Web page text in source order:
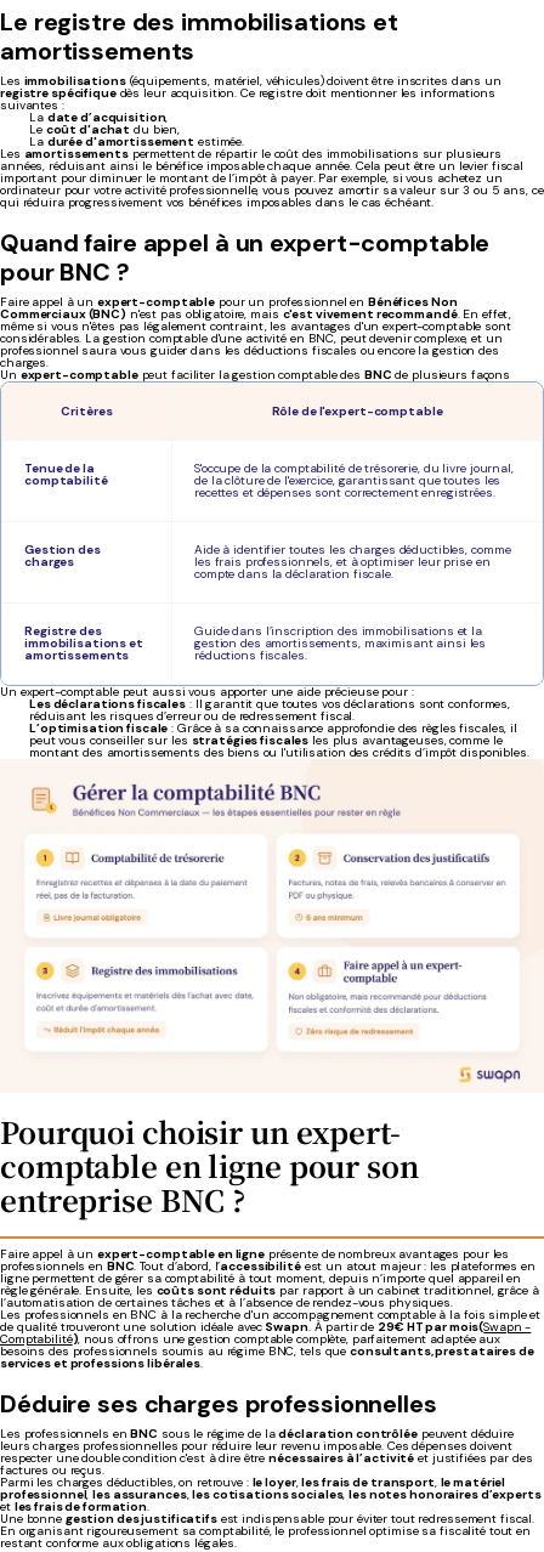
Le registre des immobilisations et
amortissements
Les immobilisations(équipements, matériel, véhicules) doivent être inscrites dans un
registre spécifiquedès leur acquisition. Ce registre doit mentionner les informations
suivantes :
La date d’acquisition,
Le coût d'achat du bien,
La durée d'amortissement estimée.
Les amortissementspermettent de répartir le coût des immobilisations sur plusieurs
années, réduisant ainsi le bénéfice imposable chaque année. Cela peut être un levier fiscal
important pour diminuer le montant de l’impôt à payer. Par exemple, si vous achetez un
ordinateur pour votre activité professionnelle, vous pouvez amortir sa valeur sur 3 ou 5 ans, ce
qui réduira progressivement vos bénéfices imposables dans le cas échéant.
Quand faire appel à un expert-comptable
pour BNC ?
Faire appel à un expert-comptable pour un professionnel en Bénéfices Non
Commerciaux (BNC) n'est pas obligatoire, mais c'est vivement recommandé. En effet,
même si vous n'êtes pas légalement contraint, les avantages d'un expert-comptable sont
considérables. La gestion comptable d'une activité en BNC, peut devenir complexe, et un
professionnel saura vous guider dans les déductions fiscales ou encore la gestion des
charges.
Un expert-comptablepeut faciliter la gestion comptable des BNC de plusieurs façons
Critères Rôle de l'expert-comptable
Tenue de la
comptabilité
S'occupe de la comptabilité de trésorerie, du livre journal,
de la clôture de l'exercice, garantissant que toutes les
recettes et dépenses sont correctement enregistrées.
Gestion des
charges
Aide à identifier toutes les charges déductibles, comme
les frais professionnels, et à optimiser leur prise en
compte dans la déclaration fiscale.
Registre des
immobilisations et
amortissements
Guide dans l’inscription des immobilisations et la
gestion des amortissements, maximisant ainsi les
réductions fiscales.
Un expert-comptable peut aussi vous apporter une aide précieuse pour :
Les déclarations fiscales : Il garantit que toutes vos déclarations sont conformes,
réduisant les risques d’erreur ou de redressement fiscal.
L’optimisation fiscale : Grâce à sa connaissance approfondie des règles fiscales, il
peut vous conseiller sur les stratégies fiscales les plus avantageuses, comme le
montant des amortissements des biens ou l'utilisation des crédits d’impôt disponibles.
Pourquoi choisir un expert-
comptable en ligne pour son
entreprise BNC ?
Faire appel à un expert-comptable en ligneprésente de nombreux avantages pour les
professionnels en BNC. Tout d’abord, l’accessibilitéest un atout majeur : les plateformes en
ligne permettent de gérer sa comptabilité à tout moment, depuis n’importe quel appareil en
règle générale. Ensuite, les coûts sont réduits par rapport à un cabinet traditionnel, grâce à
l’automatisation de certaines tâches et à l’absence de rendez-vous physiques.
Les professionnels en BNC à la recherche d'un accompagnement comptable à la fois simple et
de qualité trouveront une solution idéale avec Swapn. À partir de 29€ HT par mois(Swapn -
Comptabilité), nous offrons une gestion comptable complète, parfaitement adaptée aux
besoins des professionnels soumis au régime BNC, tels queconsultants, prestataires de
services et professions libérales.
Déduire ses charges professionnelles
Les professionnels enBNC sous le régime de ladéclaration contrôléepeuvent déduire
leurs charges professionnelles pour réduire leur revenu imposable. Ces dépenses doivent
respecter une double condition c'est à dire êtrenécessaires à l’activité et justifiées par des
factures ou reçus.
Parmi les charges déductibles, on retrouve : le loyer,les frais de transport, le matériel
professionnel,les assurances,les cotisations sociales,les notes honoraires d’experts
et les frais de formation.
Une bonne gestion des justificatifsest indispensable pour éviter tout redressement fiscal.
En organisant rigoureusement sa comptabilité, le professionnel optimise sa fiscalité tout en
restant conforme aux obligations légales.